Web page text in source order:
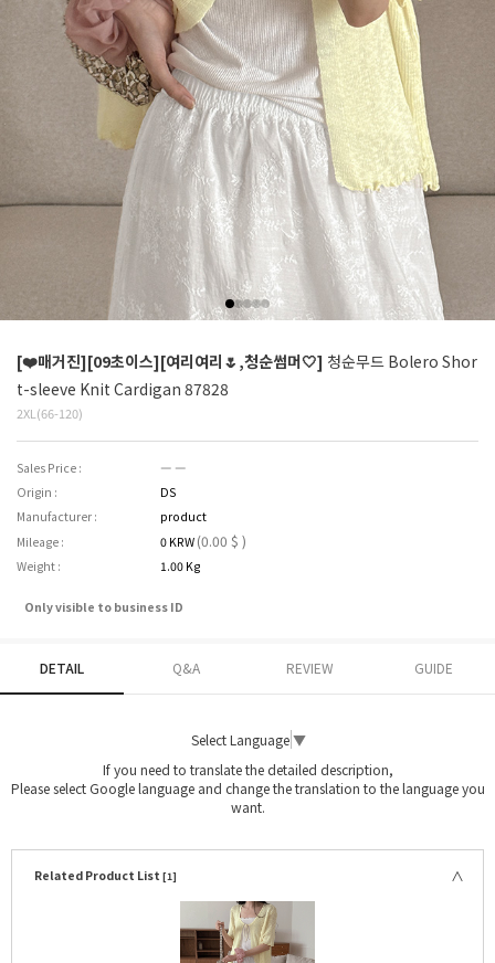
[❤️매거진][09초이스][여리여리🌷,청순썸머🤍] 청순무드 Bolero Shor
t-sleeve Knit Cardigan 87828
2XL(66-120)
Sales Price :
― ―
Origin :
DS
Manufacturer :
product
Mileage :
0 KRW (0.00 $ )
Weight : 1.00 Kg
Only visible to business ID
DETAIL Q&A REVIEW GUIDE
Select Language ▼
If you need to translate the detailed description,
Please select Google language and change the translation to the language you
want.
Related Product List [1]